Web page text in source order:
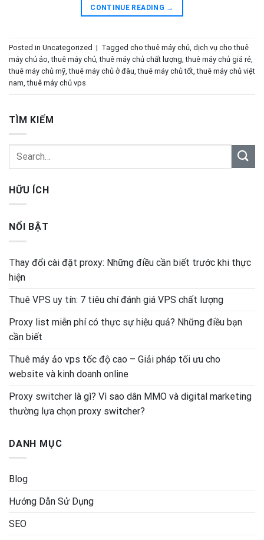
CONTINUE READING →
Posted in Uncategorized | Tagged cho thuê máy chủ, dịch vụ cho thuê
máy chủ ảo,thuê máy chủ,thuê máy chủ chất lượng,thuê máy chủ giá rẻ,
thuê máy chủ mỹ,thuê máy chủ ở đâu,thuê máy chủ tốt,thuê máy chủ việt
nam,thuê máy chủ vps
TÌM KIẾM
HỮU ÍCH
NỔI BẬT
Thay đổi cài đặt proxy: Những điều cần biết trước khi thực
hiện
Thuê VPS uy tín: 7 tiêu chí đánh giá VPS chất lượng
Proxy list miễn phí có thực sự hiệu quả? Những điều bạn
cần biết
Thuê máy ảo vps tốc độ cao – Giải pháp tối ưu cho
website và kinh doanh online
Proxy switcher là gì? Vì sao dân MMO và digital marketing
thường lựa chọn proxy switcher?
DANH MỤC
Blog
Hướng Dẫn Sử Dụng
SEO